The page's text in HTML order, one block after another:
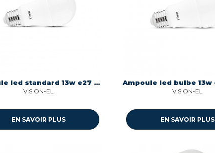
Ampoule led standard 13w e27 1521 lumens 6500k Miidex 100608
VISION-EL
EN SAVOIR PLUS
VISION-EL
EN SAVOIR PLUS